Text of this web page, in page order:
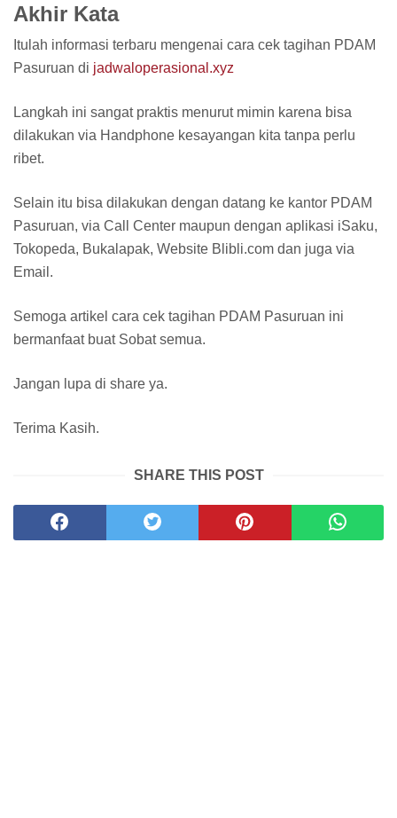
Akhir Kata
Itulah informasi terbaru mengenai cara cek tagihan PDAM
Pasuruan di jadwaloperasional.xyz
Langkah ini sangat praktis menurut mimin karena bisa
dilakukan via Handphone kesayangan kita tanpa perlu
ribet.
Selain itu bisa dilakukan dengan datang ke kantor PDAM
Pasuruan, via Call Center maupun dengan aplikasi iSaku,
Tokopeda, Bukalapak, Website Blibli.com dan juga via
Email.
Semoga artikel cara cek tagihan PDAM Pasuruan ini
bermanfaat buat Sobat semua.
Jangan lupa di share ya.
Terima Kasih.
SHARE THIS POST